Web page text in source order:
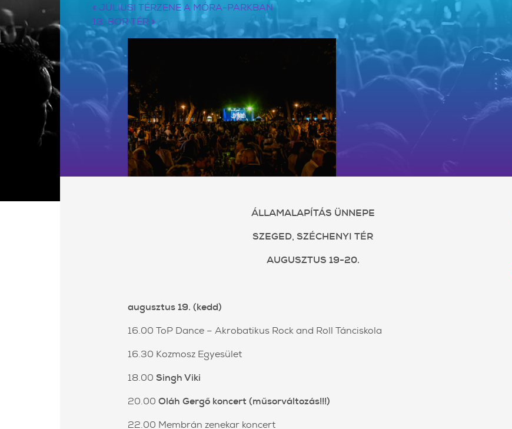
« JÚLIUSI TÉRZENE A MÓRA-PARKBAN
13. BOR TÉR »
ÁLLAMALAPÍTÁS ÜNNEPE
SZEGED, SZÉCHENYI TÉR
AUGUSZTUS 19-20.
augusztus 19. (kedd)
16.00 ToP Dance – Akrobatikus Rock and Roll Tánciskola
16.30 Kozmosz Egyesület
18.00 Singh Viki
20.00 Oláh Gergő koncert (műsorváltozás!!!)
22.00 Membrán zenekar koncert